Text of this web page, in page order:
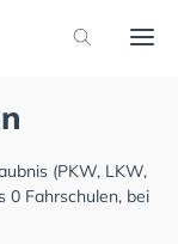
(PKW, LKW,
0 Fahrschulen, bei